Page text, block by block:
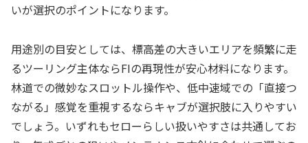
いが選択のポイントになります。
用途別の目安としては、標高差の大きいエリアを頻繁に走
るツーリング主体ならFIの再現性が安心材料になります。
林道での微妙なスロットル操作や、低中速域での「直接つ
ながる」感覚を重視するならキャブが選択肢に入りやすい
でしょう。いずれもセローらしい扱いやすさは共通してお